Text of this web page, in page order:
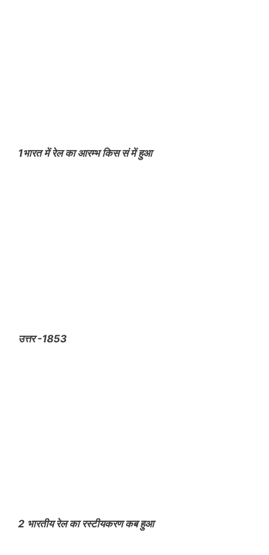
1भारत में रेल का आरम्भ किस सं में हुआ
उत्तर -1853
2 भारतीय रेल का रस्टीयकरण कब हुआ